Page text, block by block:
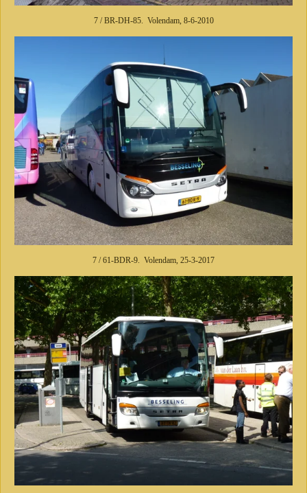
7 / BR-DH-85. Volendam, 8-6-2010
7 / 61-BDR-9. Volendam, 25-3-2017